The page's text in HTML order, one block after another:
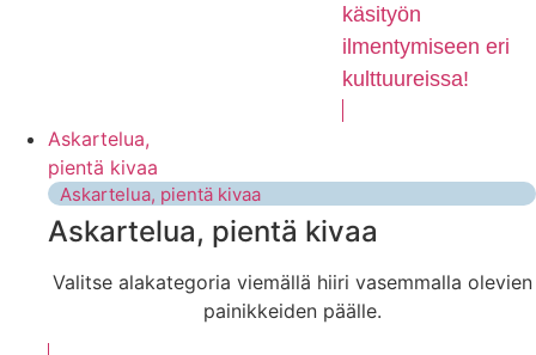
käsityön
ilmentymiseen eri
kulttuureissa!
Askartelua,
pientä kivaa
Askartelua, pientä kivaa
Askartelua, pientä kivaa
Valitse alakategoria viemällä hiiri vasemmalla olevien
painikkeiden päälle.